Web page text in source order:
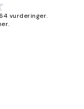
vurderinger.